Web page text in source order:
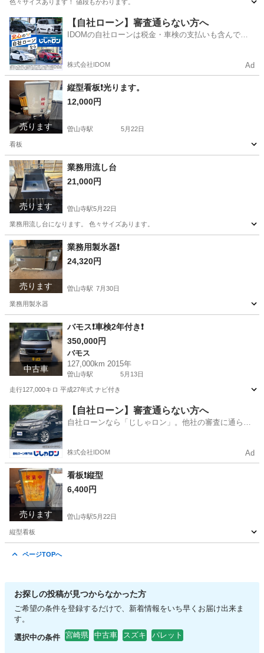
色々サイズあります！ 値段もかわります。
宮崎 宮崎市 曽山寺駅 その他 流し台
【自社ローン】審査通らない方へ
IDOMの自社ローンは税金・車検の支払いも含んでい
株式会社IDOM Ad
売ります
縦型看板❗️光ります。
12,000円
曽山寺駅 5月22日
看板
宮崎 宮崎市 曽山寺駅
売ります
業務用流し台
21,000円
曽山寺駅5月22日
業務用流し台になります。 色々サイズあります。
宮崎 宮崎市 曽山寺駅 その他
売ります
業務用製氷器❗️
24,320円
曽山寺駅 7月30日
業務用製氷器
宮崎 宮崎市 曽山寺駅 その他
中古車
バモス❗️車検2年付き❗️
350,000円
バモス
127,000km 2015年
曽山寺駅 5月13日
走行127,000キロ 平成27年式 ナビ付き
宮崎 宮崎市 曽山寺駅 バモス ナビ
【自社ローン】審査通らない方へ
自社ローンなら「じしゃロン」。他社の審査に通らな
株式会社IDOM Ad
売ります
看板❗️縦型
6,400円
曽山寺駅5月22日
縦型看板
ページTOPへ
お探しの投稿が見つからなかった方
ご希望の条件を登録するだけで、新着情報をいち早くお届け出来ま
す。
選択中の条件 宮崎県 中古車 スズキ パレット